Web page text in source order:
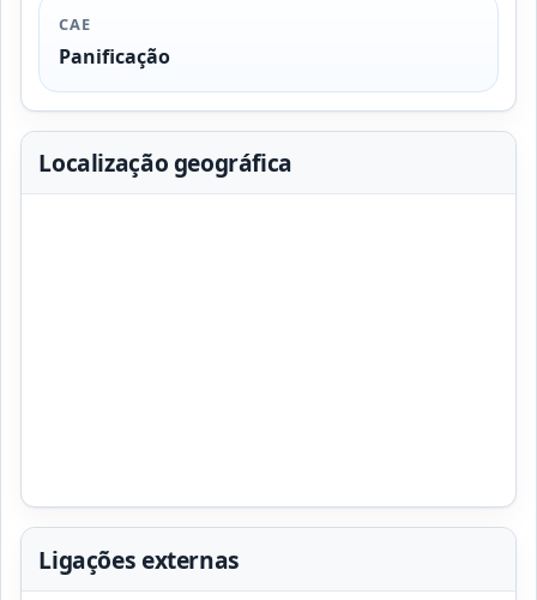
CAE
Panificação
Localização geográfica
Ligações externas